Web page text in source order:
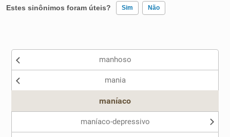
Estes sinônimos foram úteis? Sim Não
Nenhum dos sinônimos apresentados me ajudou
manhoso
mania
maníaco
maníaco-depressivo